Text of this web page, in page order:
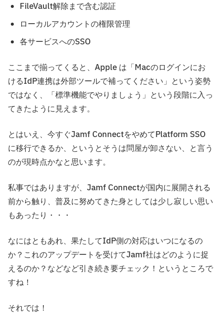
FileVault解除まで含む認証
ローカルアカウントの権限管理
各サービスへのSSO
ここまで揃ってくると、Apple は「Macのログインにお
けるIdP連携は外部ツールで補ってください」という姿勢
ではなく、「標準機能でやりましょう」という段階に入っ
てきたように見えます。
とはいえ、今すぐJamf ConnectをやめてPlatform SSO
に移行できるか、というとそうは問屋が卸さない、と言う
のが現時点かなと思います。
私事ではありますが、Jamf Connectが国内に展開される
前から触り、普及に努めてきた身としては少し寂しい思い
もあったり・・・
なにはともあれ、果たしてIdP側の対応はいつになるの
か？これのアップデートを受けてJamf社はどのように捉
えるのか？などなど引き続き要チェック！というところで
すね！
それでは！